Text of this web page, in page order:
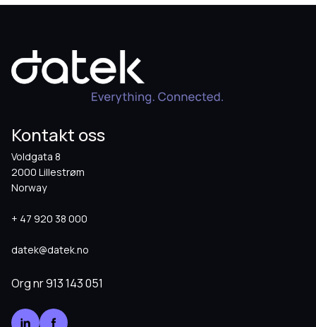
Kontakt oss
Voldgata 8
2000 Lillestrøm
Norway
+ 47 920 38 000
datek@datek.no
Org nr913 143 051